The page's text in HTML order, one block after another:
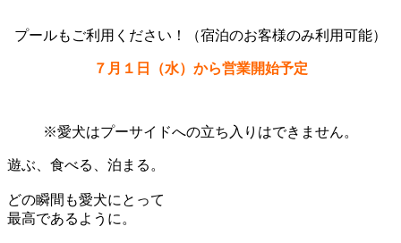
プールもご利用ください！（宿泊のお客様のみ利用可能）
７月１日（水）から営業開始予定
※愛犬はプーサイドへの立ち入りはできません。
遊ぶ、食べる、泊まる。
どの瞬間も愛犬にとって
最高であるように。